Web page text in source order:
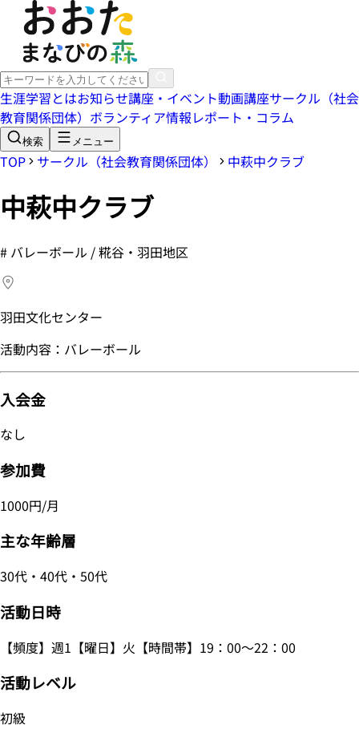
生涯学習とはお知らせ講座・イベント動画講座サークル（社会
教育関係団体） ボランティア情報レポート・コラム
検索 メニュー
TOP サークル（社会教育関係団体） 中萩中クラブ
中萩中クラブ
# バレーボール / 糀谷・羽田地区
羽田文化センター
活動内容：バレーボール
入会金
なし
参加費
1000円/月
主な年齢層
30代・40代・50代
活動日時
【頻度】週1【曜日】火【時間帯】19：00～22：00
活動レベル
初級